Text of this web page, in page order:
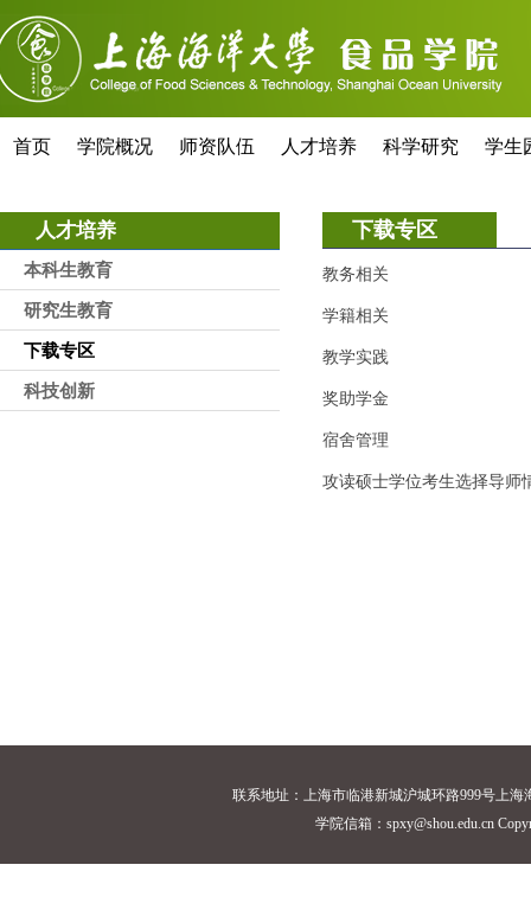
首页 学院概况 师资队伍 人才培养 科学研究 学生
人才培养
本科生教育
研究生教育
下载专区
科技创新
下载专区
教务相关
学籍相关
教学实践
奖助学金
宿舍管理
攻读硕士学位考生选择导师
联系地址：上海市临港新城沪城环路999号上
学院信箱：spxy@shou.edu.cn